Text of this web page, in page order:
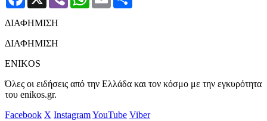
ΔΙΑΦΗΜΙΣΗ
ΔΙΑΦΗΜΙΣΗ
ENIKOS
Όλες οι ειδήσεις από την Ελλάδα και τον κόσμο με την εγκυρότητα
του enikos.gr.
Facebook X InstagramYouTube Viber